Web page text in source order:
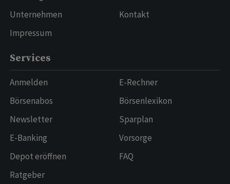
Unternehmen
Impressum
Kontakt
Services
Anmelden
Börsenabos
Newsletter
E-Banking
Depot eröffnen
Ratgeber
E-Rechner
Börsenlexikon
Sparplan
Vorsorge
FAQ